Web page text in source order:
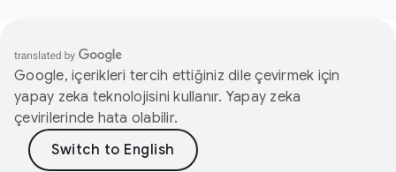
Google, içerikleri tercih ettiğiniz dile çevirmek için
yapay zeka teknolojisini kullanır. Yapay zeka
çevirilerinde hata olabilir.